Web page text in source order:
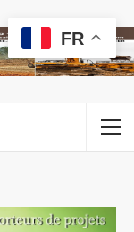
FR